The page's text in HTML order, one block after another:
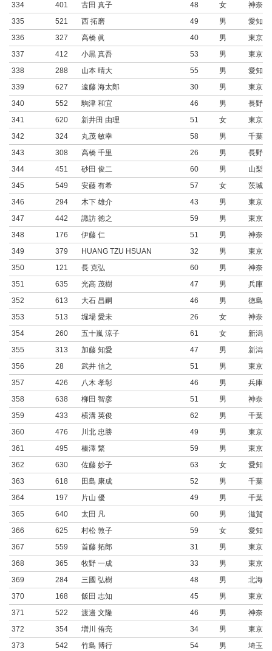
334
401 古田 真子 48 女
神奈川
335
521 西 拓磨 49 男
愛知県
336
327 高橋 眞 40 男
東京都
337
412 小黒 真吾 53 男
東京都
338
288 山本 晴大 55 男
愛知県
339
627 遠藤 海太郎 30 男
東京都
340
552 駒津 和宜 46 男
長野県
341
620 新井田 由理 51 女
東京都
342
324 丸茂 敏幸 58 男
千葉県
343
308 高橋 千里 26 男
長野県
344
451 砂田 俊二 60 男
山梨県
345
549 安藤 有希 57 女
茨城県
346
294 木下 雄介 43 男
東京都
347
442 諏訪 徳之 59 男
東京都
348
176 伊藤 仁 51 男
神奈川
349
379 HUANG TZU HSUAN 32 男
東京都
350
121 長 克弘 60 男
神奈川
351
635 光高 茂樹 47 男
兵庫県
352
613 大石 昌嗣 46 男
徳島県
353
513 堀場 愛未 26 女
神奈川
354
260 五十嵐 涼子 61 女
新潟県
355
313 加藤 知愛 47 男
新潟県
356
28 武井 信之 51 男
東京都
357
426 八木 孝彰 46 男
兵庫県
358
638 柳田 智彦 51 男
神奈川
359
433 横溝 英俊 62 男
千葉県
360
476 川北 忠勝 49 男
東京都
361
495 榛澤 繁 59 男
東京都
362
630 佐藤 妙子 63 女
愛知県
363
618 田島 康成 52 男
千葉県
364
197 片山 優 49 男
千葉県
365
640 太田 凡 60 男
滋賀県
366
625 村松 敦子 59 女
愛知県
367
559 首藤 拓郎 31 男
東京都
368
365 牧野 一成 33 男
東京都
369
284 三國 弘樹 48 男
北海道
370
168 飯田 志知 45 男
東京都
371
522 渡邉 文隆 46 男
神奈川
372
354 増川 侑亮 34 男
東京都
373
542 竹島 博行 54 男
埼玉県